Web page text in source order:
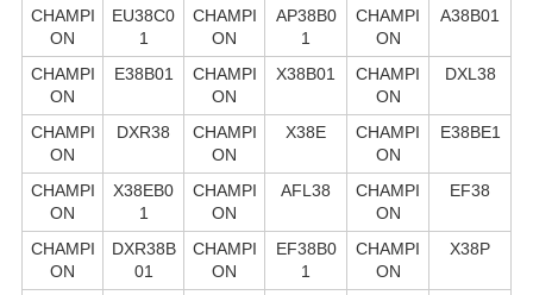
CHAMPI
ON
EU38C0
1
CHAMPI
ON
AP38B0
1
CHAMPI
ON
A38B01
CHAMPI
ON
E38B01
CHAMPI
ON
X38B01
CHAMPI
ON
DXL38
CHAMPI
ON
DXR38
CHAMPI
ON
X38E
CHAMPI
ON
E38BE1
CHAMPI
ON
X38EB0
1
CHAMPI
ON
AFL38
CHAMPI
ON
EF38
CHAMPI
ON
DXR38B
01
CHAMPI
ON
EF38B0
1
CHAMPI
ON
X38P